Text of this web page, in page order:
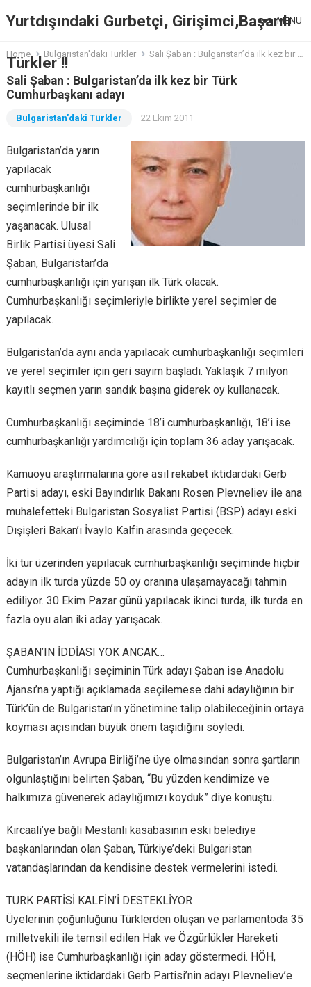
Yurtdışındaki Gurbetçi, Girişimci,Başarılı
Türkler !!
MENU
Home Bulgaristan'daki Türkler Sali Şaban : Bulgaristan’da ilk kez bir Türk Cumhurbaşkanı adayı
Sali Şaban : Bulgaristan’da ilk kez bir Türk
Cumhurbaşkanı adayı
Bulgaristan'daki Türkler 22 Ekim 2011
Bulgaristan’da yarın
yapılacak
cumhurbaşkanlığı
seçimlerinde bir ilk
yaşanacak. Ulusal
Birlik Partisi üyesi Sali
Şaban, Bulgaristan’da
cumhurbaşkanlığı için yarışan ilk Türk olacak.
Cumhurbaşkanlığı seçimleriyle birlikte yerel seçimler de
yapılacak.
Bulgaristan’da aynı anda yapılacak cumhurbaşkanlığı seçimleri
ve yerel seçimler için geri sayım başladı. Yaklaşık 7 milyon
kayıtlı seçmen yarın sandık başına giderek oy kullanacak.
Cumhurbaşkanlığı seçiminde 18’i cumhurbaşkanlığı, 18’i ise
cumhurbaşkanlığı yardımcılığı için toplam 36 aday yarışacak.
Kamuoyu araştırmalarına göre asıl rekabet iktidardaki Gerb
Partisi adayı, eski Bayındırlık Bakanı Rosen Plevneliev ile ana
muhalefetteki Bulgaristan Sosyalist Partisi (BSP) adayı eski
Dışişleri Bakan’ı İvaylo Kalfin arasında geçecek.
İki tur üzerinden yapılacak cumhurbaşkanlığı seçiminde hiçbir
adayın ilk turda yüzde 50 oy oranına ulaşamayacağı tahmin
ediliyor. 30 Ekim Pazar günü yapılacak ikinci turda, ilk turda en
fazla oyu alan iki aday yarışacak.
ŞABAN’IN İDDİASI YOK ANCAK…
Cumhurbaşkanlığı seçiminin Türk adayı Şaban ise Anadolu
Ajansı’na yaptığı açıklamada seçilemese dahi adaylığının bir
Türk’ün de Bulgaristan’ın yönetimine talip olabileceğinin ortaya
koyması açısından büyük önem taşıdığını söyledi.
Bulgaristan’ın Avrupa Birliği’ne üye olmasından sonra şartların
olgunlaştığını belirten Şaban, “Bu yüzden kendimize ve
halkımıza güvenerek adaylığımızı koyduk” diye konuştu.
Kırcaali’ye bağlı Mestanlı kasabasının eski belediye
başkanlarından olan Şaban, Türkiye’deki Bulgaristan
vatandaşlarından da kendisine destek vermelerini istedi.
TÜRK PARTİSİ KALFİN’İ DESTEKLİYOR
Üyelerinin çoğunluğunu Türklerden oluşan ve parlamentoda 35
milletvekili ile temsil edilen Hak ve Özgürlükler Hareketi
(HÖH) ise Cumhurbaşkanlığı için aday göstermedi. HÖH,
seçmenlerine iktidardaki Gerb Partisi’nin adayı Plevneliev’e